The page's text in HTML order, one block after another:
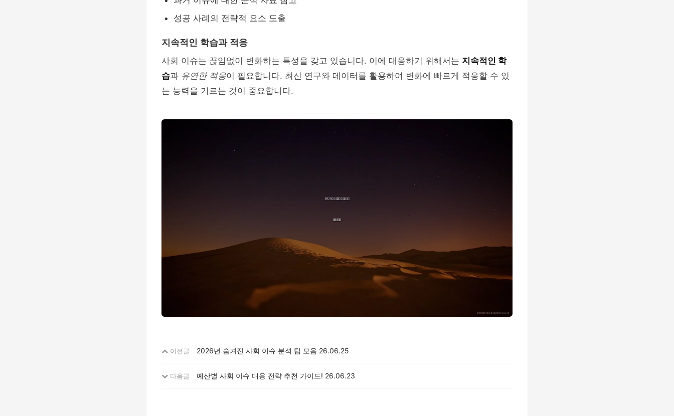
성공 사례의 전략적 요소 도출
지속적인 학습과 적응
사회 이슈는 끊임없이 변화하는 특성을 갖고 있습니다. 이에 대응하기 위해서는 지속적인 학
습과 유연한 적응이 필요합니다. 최신 연구와 데이터를 활용하여 변화에 빠르게 적응할 수 있
는 능력을 기르는 것이 중요합니다.
이전글 2026년 숨겨진 사회 이슈 분석 팁 모음 26.06.25
다음글 예산별 사회 이슈 대응 전략 추천 가이드! 26.06.23